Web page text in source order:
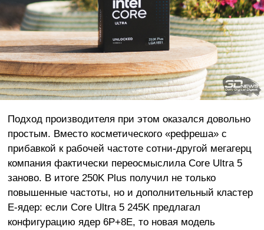
Подход производителя при этом оказался довольно
простым. Вместо косметического «рефреша» с
прибавкой к рабочей частоте сотни-другой мегагерц
компания фактически переосмыслила Core Ultra 5
заново. В итоге 250K Plus получил не только
повышенные частоты, но и дополнительный кластер
E-ядер: если Core Ultra 5 245K предлагал
конфигурацию ядер 6P+8E, то новая модель